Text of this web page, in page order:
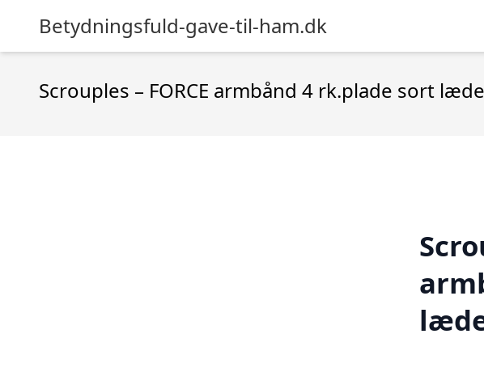
Betydningsfuld-gave-til-ham.dk
Scrouples – FORCE armbånd 4 rk.plade sort